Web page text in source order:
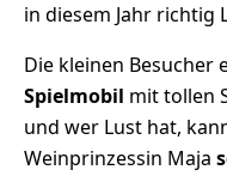
in diesem Jahr richtig
Die kleinen
Spielmobil mit tollen
und wer Lust hat,
Weinprinzessin Maja